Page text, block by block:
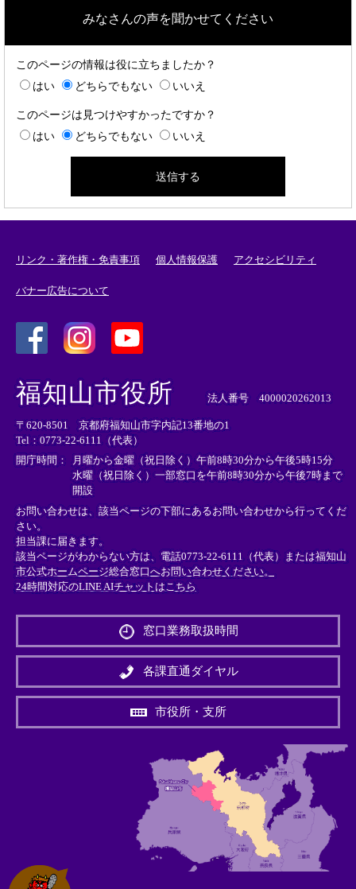
みなさんの声を聞かせてください
このページの情報は役に立ちましたか？
はい
どちらでもない いいえ
このページは見つけやすかったですか？
はい
どちらでもない いいえ
リンク・著作権・免責事項 個人情報保護 アクセシビリティ
バナー広告について
外
部
リ
ン
ク
＞
外
リ
ン
ク
＞
外
部
ン
ク
＞
福知山市役所 法人番号 4000020262013
〒620-8501 京都府福知山市字内記13番地の1
Tel：0773-22-6111（代表）
開庁時間：
月曜から金曜（祝日除く）午前8時30分から午後5時15分
水曜（祝日除く）一部窓口を午前8時30分から午後7時まで
開設
お問い合わせは、該当ページの下部にあるお問い合わせから行ってくだ
さい。
担当課に届きます。
該当ページがわからない方は、電話0773-22-6111（代表）または福知山
市公式ホームページ総合窓口へお問い合わせください。
24時間対応のLINE AIチャットはこちら
外
リ
ン
＞
窓口業務取扱時間
各課直通ダイヤル
市役所・支所